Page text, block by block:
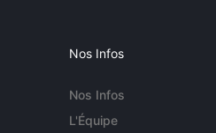
Nos Infos
Nos Infos
L'Équipe